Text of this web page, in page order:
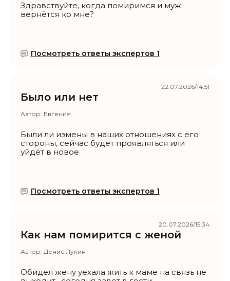
Здравствуйте, когда помиримся и муж
вернётся ко мне?
Посмотреть ответы экспертов 1
Было или нет
Автор: Евгения
Были ли измены в наших отношениях с его
стороны, сейчас будет проявляться или
уйдёт в новое
Посмотреть ответы экспертов 1
22.07.2026/14:51
Как нам помирится с женой
Автор: Денис Лукин
Обидел жену уехала жить к маме на связь не
20.07.2026/15:34